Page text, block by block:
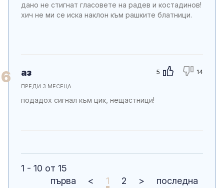
дано не стигнат гласовете на радев и костадинов!
хич не ми се иска наклон към рашките блатници.
6 5 14
аз
ПРЕДИ 3 МЕСЕЦА
подадох сигнал към цик, нещастници!
1 - 10 от 15
първа
< 1 2 > последна